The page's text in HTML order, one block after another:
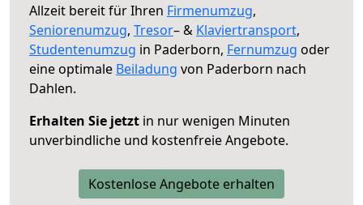
Allzeit bereit für Ihren Firmenumzug,
Seniorenumzug, Tresor– & Klaviertransport,
Studentenumzug in Paderborn, Fernumzug oder
eine optimale Beiladung von Paderborn nach
Dahlen.
Erhalten Sie jetzt in nur wenigen Minuten
unverbindliche und kostenfreie Angebote.
Kostenlose Angebote erhalten